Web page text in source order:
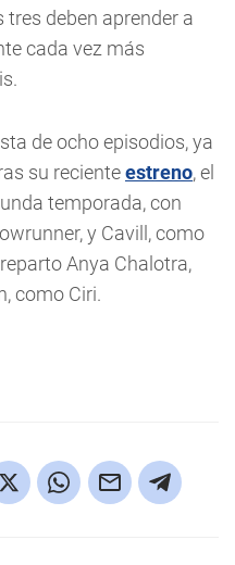
deben aprender a
cada vez más
de ocho episodios, ya
su recienteestreno, el
temporada, con
y Cavill, como
Anya Chalotra,
como Ciri.